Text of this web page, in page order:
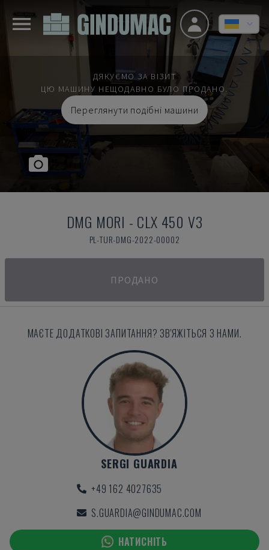
ДЯКУЄМО ЗА ВІЗИТ
ЦЮ МАШИНУ НЕЩОДАВНО БУЛО ПРОДАНО.
Переглянути подібні машини
DMG MORI - CLX 450 V3
PL-TUR-DMG-2022-00002
ПРОДАНО
МАЄТЕ ДОДАТКОВІ ЗАПИТАННЯ? ЗВ'ЯЖІТЬСЯ З НАМИ.
SERGI GUARDIA
+49 162 4027635
S.GUARDIA@GINDUMAC.COM
НАТИСНІТЬ